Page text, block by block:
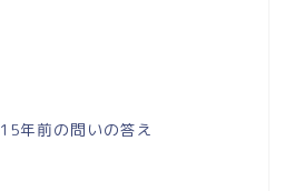
15年前の問いの答え